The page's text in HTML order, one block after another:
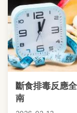
斷食排毒反應
南